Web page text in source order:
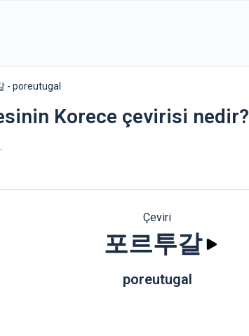
- poreutugal
Korece çevirisi nedir?
Çeviri
포르투갈
poreutugal